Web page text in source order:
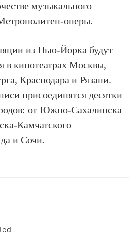
музыкального
оперы.
из Нью-Йорка будут
в кинотеатрах Москвы,
Краснодара и Рязани.
присоединятся десятки
от Южно-Сахалинска
Камчатского
и Сочи.